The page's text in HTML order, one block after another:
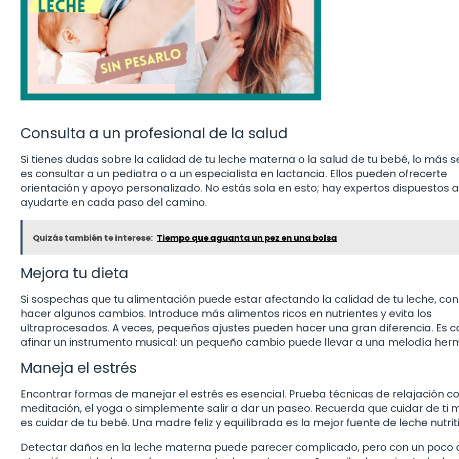
Consulta a un profesional de la salud
Si tienes dudas sobre la calidad de tu leche materna o la salud de tu bebé, lo más
es consultar a un pediatra o a un especialista en lactancia. Ellos pueden ofrecerte
orientación y apoyo personalizado. No estás sola en esto; hay expertos dispuestos a
ayudarte en cada paso del camino.
Quizás también te interese: Tiempo que aguanta un pez en una bolsa
Mejora tu dieta
Si sospechas que tu alimentación puede estar afectando la calidad de tu leche,
hacer algunos cambios. Introduce más alimentos ricos en nutrientes y evita los
ultraprocesados. A veces, pequeños ajustes pueden hacer una gran diferencia. Es
afinar un instrumento musical: un pequeño cambio puede llevar a una melodía
Maneja el estrés
Encontrar formas de manejar el estrés es esencial. Prueba técnicas de relajación
meditación, el yoga o simplemente salir a dar un paseo. Recuerda que cuidar de ti
es cuidar de tu bebé. Una madre feliz y equilibrada es la mejor fuente de leche
Detectar daños en la leche materna puede parecer complicado, pero con un poco